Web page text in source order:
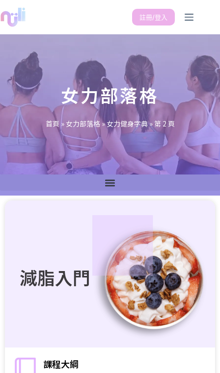
註冊/登入
女力部落格
首頁» 女力部落格»女力健身字典» 第 2 頁
減脂入門
課程大綱